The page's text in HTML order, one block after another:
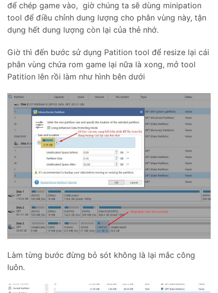
để chép game vào, giờ chúng ta sẽ dùng minipation
tool để điều chỉnh dung lượng cho phân vùng này, tận
dụng hết dung lượng còn lại của thẻ nhớ.
Giờ thì đến bước sử dụng Patition tool để resize lại cái
phân vùng chứa rom game lại nữa là xong, mở tool
Patition lên rồi làm như hình bên dưới
Làm từng bước đừng bỏ sót không là lại mắc công
luôn.